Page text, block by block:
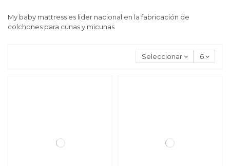
My baby mattress es lider nacional en la fabricación de
colchones para cunas y micunas
Seleccionar 6